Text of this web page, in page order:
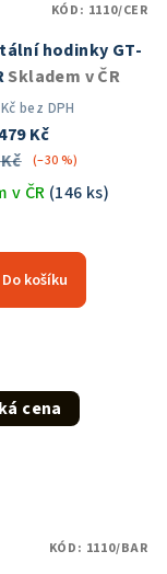
hodinky GT-
Skladem v ČR
bez DPH
Kč
(–30 %)
v ČR (146 ks)
hodnocení
produktu
je
5
hvězdiček.
Do košíku
KÓD: 1110/CER
cena
KÓD: 1110/BAR